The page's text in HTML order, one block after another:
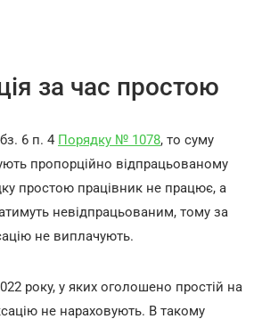
за час простою
6 п. 4 Порядку № 1078, то суму
пропорційно відпрацьованому
простою працівник не працює, а
невідпрацьованим, тому за
не виплачують.
року, у яких оголошено простій на
не нараховують. В такому